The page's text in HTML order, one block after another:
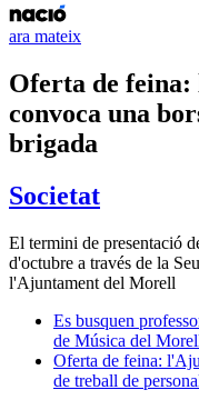
ara mateix
Oferta de
convoca una
brigada
Societat
El termini de presentació
d'octubre a través de la
l'Ajuntament del Morell
Es busquen
de Música del
Oferta de feina:
de treball de